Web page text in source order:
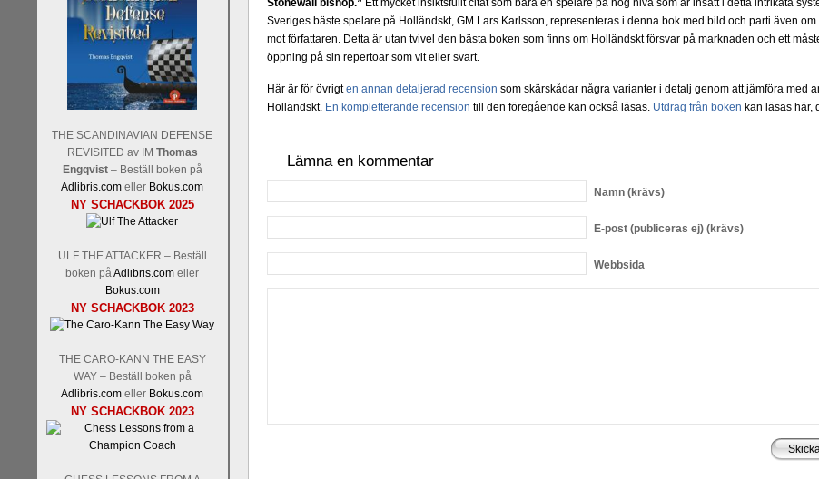
THE SCANDINAVIAN DEFENSE
REVISITED av IM Thomas
Engqvist– Beställ boken på
Adlibris.com eller Bokus.com
NY SCHACKBOK 2025
ULF THE ATTACKER – Beställ
boken på Adlibris.com eller
Bokus.com
NY SCHACKBOK 2023
THE CARO-KANN THE EASY
WAY – Beställ boken på
Adlibris.com eller Bokus.com
NY SCHACKBOK 2023
Stonewall bishop.” Ett mycket insiktsfullt citat som bara en spelare på hög nivå som är insatt i detta intrikata
Sveriges bäste spelare på Holländskt, GM Lars Karlsson, representeras i denna bok med bild och parti även
mot författaren. Detta är utan tvivel den bästa boken som finns om Holländskt försvar på marknaden och ett
öppning på sin repertoar som vit eller svart.
Här är för övrigten annan detaljerad recension som skärskådar några varianter i detalj genom att jämföra med
Holländskt. En kompletterande recension till den föregående kan också läsas. Utdrag från boken kan läsas här,
Lämna en kommentar
Namn(krävs)
E-post(publiceras ej) (krävs)
Webbsida